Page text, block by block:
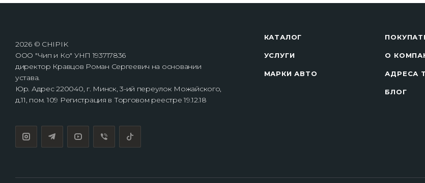
2026 © CHIPIK
ООО "Чип и Ко" УНП 193717836
директор Кравцов Роман Сергеевич на основании
устава.
Юр. Адрес 220040, г. Минск, 3-ий переулок Можайского,
д.11, пом. 109 Регистрация в Торговом реестре 19.12.18
КАТАЛОГ
УСЛУГИ
МАРКИ АВТО
О
АДРЕСА
БЛОГ